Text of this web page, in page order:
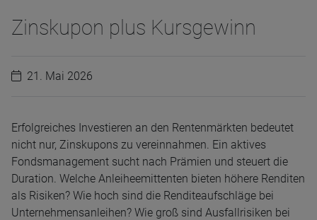
Zinskupon plus Kursgewinn
21. Mai 2026
Erfolgreiches Investieren an den Rentenmärkten bedeutet
nicht nur, Zinskupons zu vereinnahmen. Ein aktives
Fondsmanagement sucht nach Prämien und steuert die
Duration. Welche Anleiheemittenten bieten höhere Renditen
als Risiken? Wie hoch sind die Renditeaufschläge bei
Unternehmensanleihen? Wie groß sind Ausfallrisiken bei